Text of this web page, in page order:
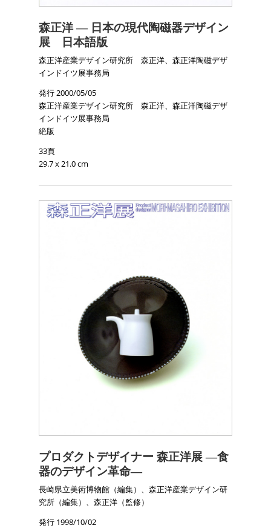
森正洋 ― 日本の現代陶磁器デザイン
展 日本語版
森正洋産業デザイン研究所 森正洋、森正洋陶磁デザ
インドイツ展事務局
発行 2000/05/05
森正洋産業デザイン研究所 森正洋、森正洋陶磁デザ
インドイツ展事務局
絶版
33頁
29.7 x 21.0 cm
プロダクトデザイナー 森正洋展 ―食
器のデザイン革命―
長崎県立美術博物館（編集）、森正洋産業デザイン研
究所（編集）、森正洋（監修）
発行 1998/10/02